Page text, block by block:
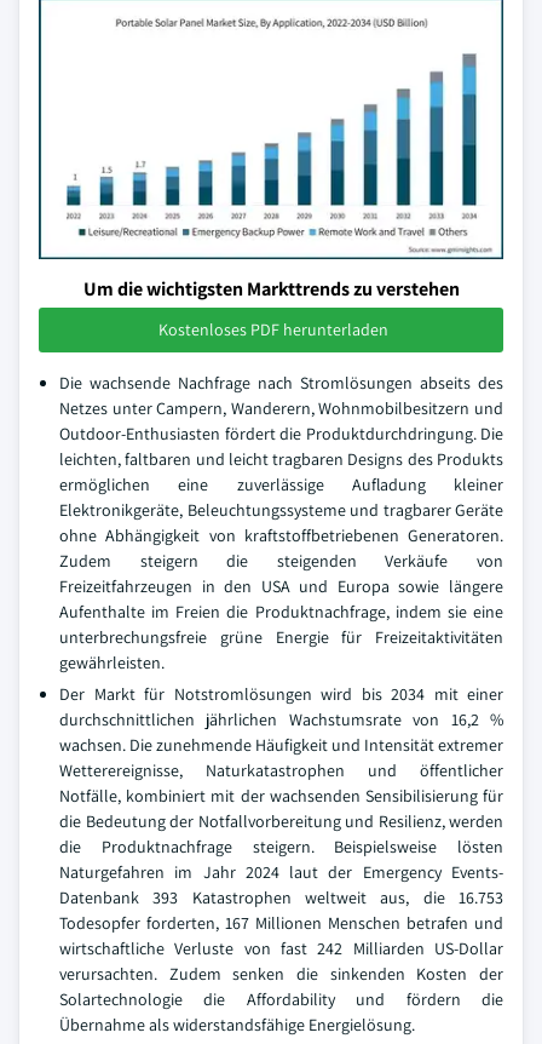
Um die wichtigsten Markttrends zu verstehen
Kostenloses PDF herunterladen
Die wachsende Nachfrage nach Stromlösungen abseits des
Netzes unter Campern, Wanderern, Wohnmobilbesitzern und
Outdoor-Enthusiasten fördert die Produktdurchdringung. Die
leichten, faltbaren und leicht tragbaren Designs des Produkts
ermöglichen eine zuverlässige Aufladung kleiner
Elektronikgeräte, Beleuchtungssysteme und tragbarer Geräte
ohne Abhängigkeit von kraftstoffbetriebenen Generatoren.
Zudem steigern die steigenden Verkäufe von
Freizeitfahrzeugen in den USA und Europa sowie längere
Aufenthalte im Freien die Produktnachfrage, indem sie eine
unterbrechungsfreie grüne Energie für Freizeitaktivitäten
gewährleisten.
Der Markt für Notstromlösungen wird bis 2034 mit einer
durchschnittlichen jährlichen Wachstumsrate von 16,2 %
wachsen. Die zunehmende Häufigkeit und Intensität extremer
Wetterereignisse, Naturkatastrophen und öffentlicher
Notfälle, kombiniert mit der wachsenden Sensibilisierung für
die Bedeutung der Notfallvorbereitung und Resilienz, werden
die Produktnachfrage steigern. Beispielsweise lösten
Naturgefahren im Jahr 2024 laut der Emergency Events-
Datenbank 393 Katastrophen weltweit aus, die 16.753
Todesopfer forderten, 167 Millionen Menschen betrafen und
wirtschaftliche Verluste von fast 242 Milliarden US-Dollar
verursachten. Zudem senken die sinkenden Kosten der
Solartechnologie die Affordability und fördern die
Übernahme als widerstandsfähige Energielösung.